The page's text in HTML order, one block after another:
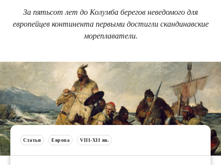
За пятьсот лет до Колумба берегов неведомого для
европейцев континента первыми достигли скандинавские
мореплаватели.
Статьи Европа VIII-XII вв.